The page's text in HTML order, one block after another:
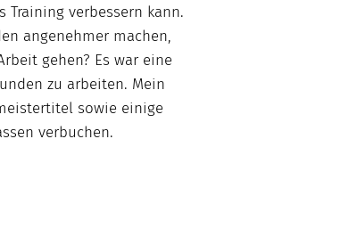
verbessern kann.
angenehmer machen,
gehen? Es war eine
zu arbeiten. Mein
sowie einige
verbuchen.